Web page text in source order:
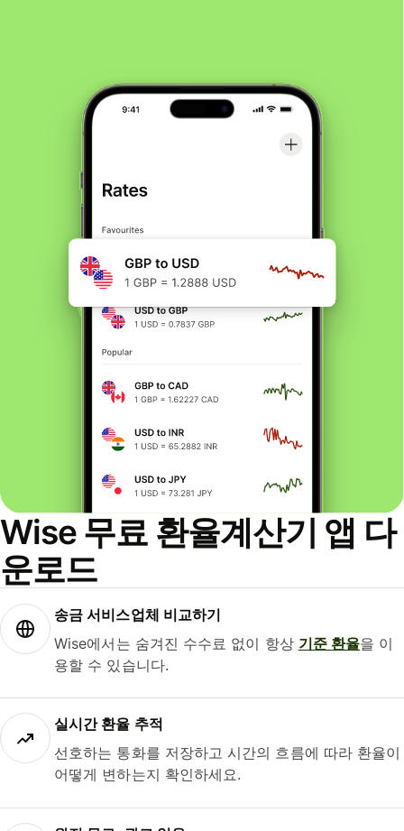
Wise 무료 환율계산기 앱 다
운로드
송금 서비스업체 비교하기
Wise에서는 숨겨진 수수료 없이 항상 기준 환율을 이
용할 수 있습니다.
실시간 환율 추적
선호하는 통화를 저장하고 시간의 흐름에 따라 환율이
어떻게 변하는지 확인하세요.